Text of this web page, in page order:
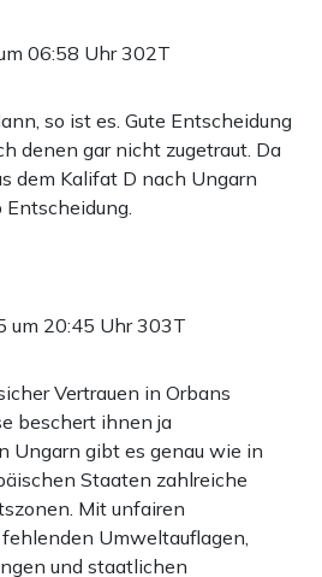
06:58 Uhr302T
so ist es. Gute Entscheidung
denen gar nicht zugetraut. Da
dem Kalifat D nach Ungarn
um 20:45 Uhr303T
Vertrauen in Orbans
beschert ihnen ja
Ungarn gibt es genau wie in
Staaten zahlreiche
Mit unfairen
Umweltauflagen,
und staatlichen